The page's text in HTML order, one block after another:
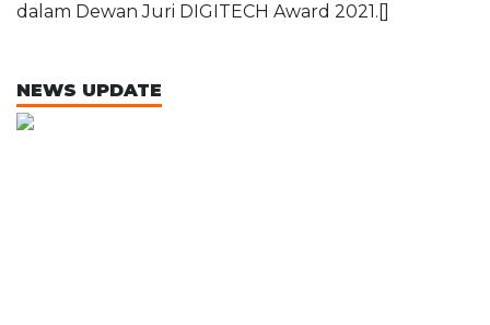
dalam Dewan Juri DIGITECH Award 2021.[]
NEWS UPDATE